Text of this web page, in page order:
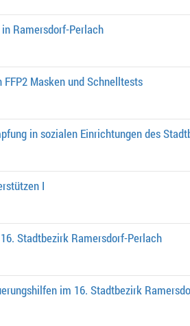
Ramersdorf-Perlach
Masken und Schnelltests
in sozialen Einrichtungen des
I
Stadtbezirk Ramersdorf-Perlach
im 16. Stadtbezirk